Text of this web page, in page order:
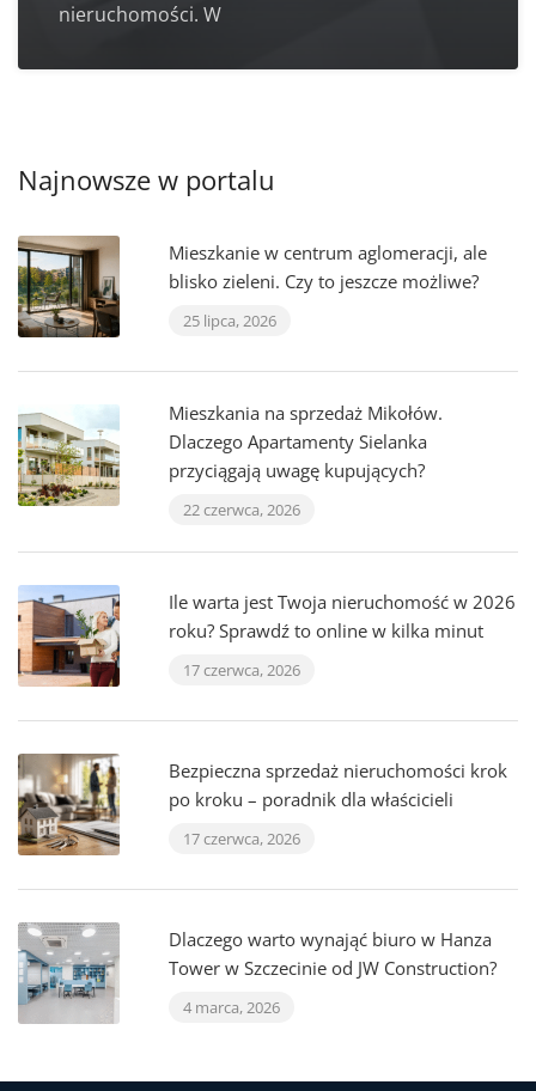
nieruchomości. W
Najnowsze w portalu
Mieszkanie w centrum aglomeracji, ale
blisko zieleni. Czy to jeszcze możliwe?
25 lipca, 2026
Mieszkania na sprzedaż Mikołów.
Dlaczego Apartamenty Sielanka
przyciągają uwagę kupujących?
22 czerwca, 2026
Ile warta jest Twoja nieruchomość w 2026
roku? Sprawdź to online w kilka minut
17 czerwca, 2026
Bezpieczna sprzedaż nieruchomości krok
po kroku – poradnik dla właścicieli
17 czerwca, 2026
Dlaczego warto wynająć biuro w Hanza
Tower w Szczecinie od JW Construction?
4 marca, 2026